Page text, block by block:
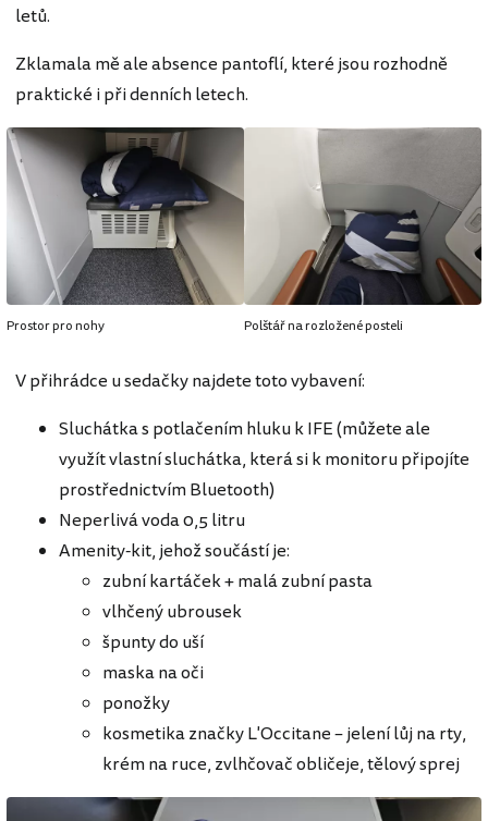
letů.
Zklamala mě ale absence pantoflí, které jsou rozhodně
praktické i při denních letech.
Prostor pro nohy Polštář na rozložené posteli
V přihrádce u sedačky najdete toto vybavení:
Sluchátka s potlačením hluku k IFE (můžete ale
využít vlastní sluchátka, která si k monitoru připojíte
prostřednictvím Bluetooth)
Neperlivá voda 0,5 litru
Amenity-kit, jehož součástí je:
zubní kartáček + malá zubní pasta
vlhčený ubrousek
špunty do uší
maska na oči
ponožky
kosmetika značky L'Occitane – jelení lůj na rty,
krém na ruce, zvlhčovač obličeje, tělový sprej